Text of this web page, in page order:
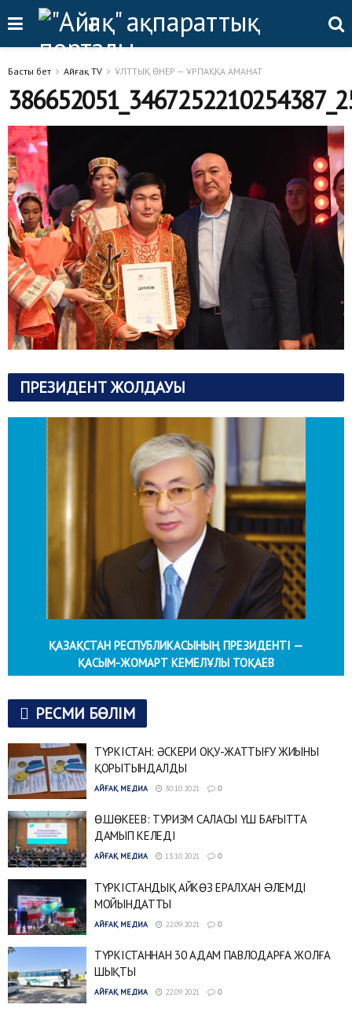
Басты бет Айғақ TV ҰЛТТЫҚ ӨНЕР — ҰРПАҚҚА АМАНАТ
ПРЕЗИДЕНТ ЖОЛДАУЫ
ҚАЗАҚСТАН РЕСПУБЛИКАСЫНЫҢ ПРЕЗИДЕНТІ —
ҚАСЫМ-ЖОМАРТ КЕМЕЛҰЛЫ ТОҚАЕВ
РЕСМИ БӨЛІМ
ТҮРКІСТАН: ӘСКЕРИ ОҚУ-ЖАТТЫҒУ ЖИЫНЫ
ҚОРЫТЫНДАЛДЫ
АЙҒАҚ МЕДИА 30.10.2021 0
Ө.ШӨКЕЕВ: ТУРИЗМ САЛАСЫ ҮШ БАҒЫТТА
ДАМЫП КЕЛЕДІ
АЙҒАҚ МЕДИА 13.10.2021 0
ТҮРКІСТАНДЫҚ АЙКӨЗ ЕРАЛХАН ƏЛЕМДІ
МОЙЫНДАТТЫ
АЙҒАҚ МЕДИА 22.09.2021 0
ТҮРКІСТАННАН 30 АДАМ ПАВЛОДАРҒА ЖОЛҒА
ШЫҚТЫ
АЙҒАҚ МЕДИА 22.09.2021 0